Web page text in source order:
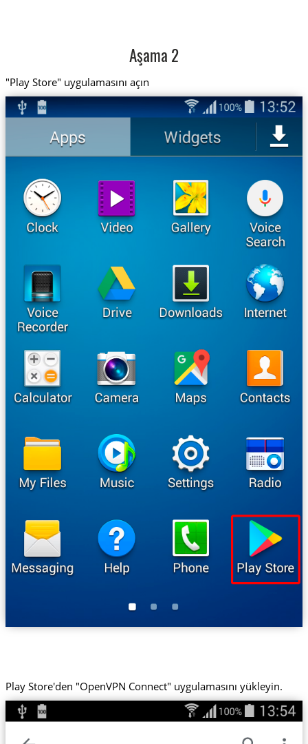
Aşama 2
"Play Store" uygulamasını açın
Play Store'den "OpenVPN Connect" uygulamasını yükleyin.